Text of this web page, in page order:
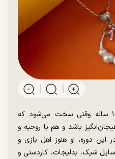
انتخاب کادو تولد برای دختر ۱۰ ساله وقتی سخت می‌شود که
باشد و هم با روحیه و
دوره، او هنوز اهل بازی و
شیک، بدلیجات، کاردستی و